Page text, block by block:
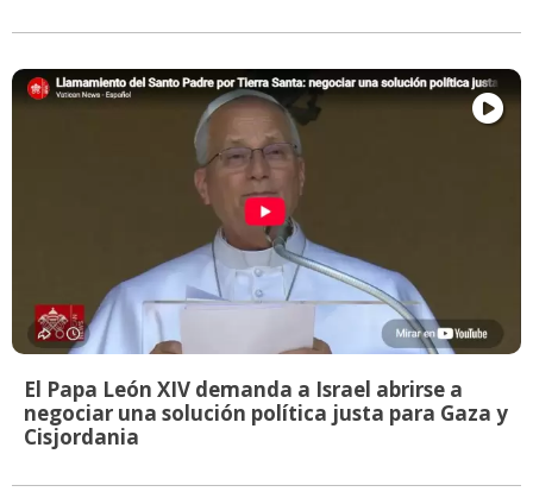
El Papa León XIV demanda a Israel abrirse a
negociar una solución política justa para Gaza y
Cisjordania